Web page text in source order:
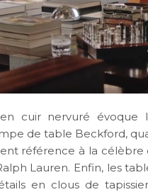
cuir nervuré évoque
de table Beckford,
référence à la
Lauren. Enfin, les
en clous de